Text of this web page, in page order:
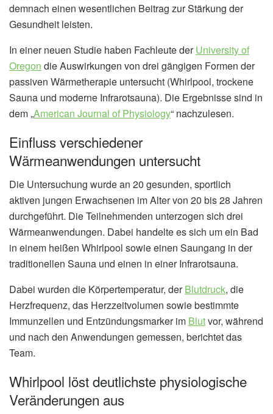
demnach einen wesentlichen Beitrag zur Stärkung der
Gesundheit leisten.
In einer neuen Studie haben Fachleute derUniversity of
Oregon die Auswirkungen von drei gängigen Formen der
passiven Wärmetherapie untersucht (Whirlpool, trockene
Sauna und moderne Infrarotsauna). Die Ergebnisse sind in
dem „American Journal of Physiology“ nachzulesen.
Einfluss verschiedener
Wärmeanwendungen untersucht
Die Untersuchung wurde an 20 gesunden, sportlich
aktiven jungen Erwachsenen im Alter von 20 bis 28 Jahren
durchgeführt. Die Teilnehmenden unterzogen sich drei
Wärmeanwendungen. Dabei handelte es sich um ein Bad
in einem heißen Whirlpool sowie einen Saungang in der
traditionellen Sauna und einen in einer Infrarotsauna.
Dabei wurden die Körpertemperatur, derBlutdruck, die
Herzfrequenz, das Herzzeitvolumen sowie bestimmte
Immunzellen und Entzündungsmarker im Blutvor, während
und nach den Anwendungen gemessen, berichtet das
Team.
Whirlpool löst deutlichste physiologische
Veränderungen aus